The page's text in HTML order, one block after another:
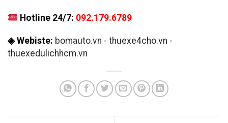
Hotline 24/7: 092.179.6789
◈ Webiste: bomauto.vn - thuexe4cho.vn -
thuexedulichhcm.vn